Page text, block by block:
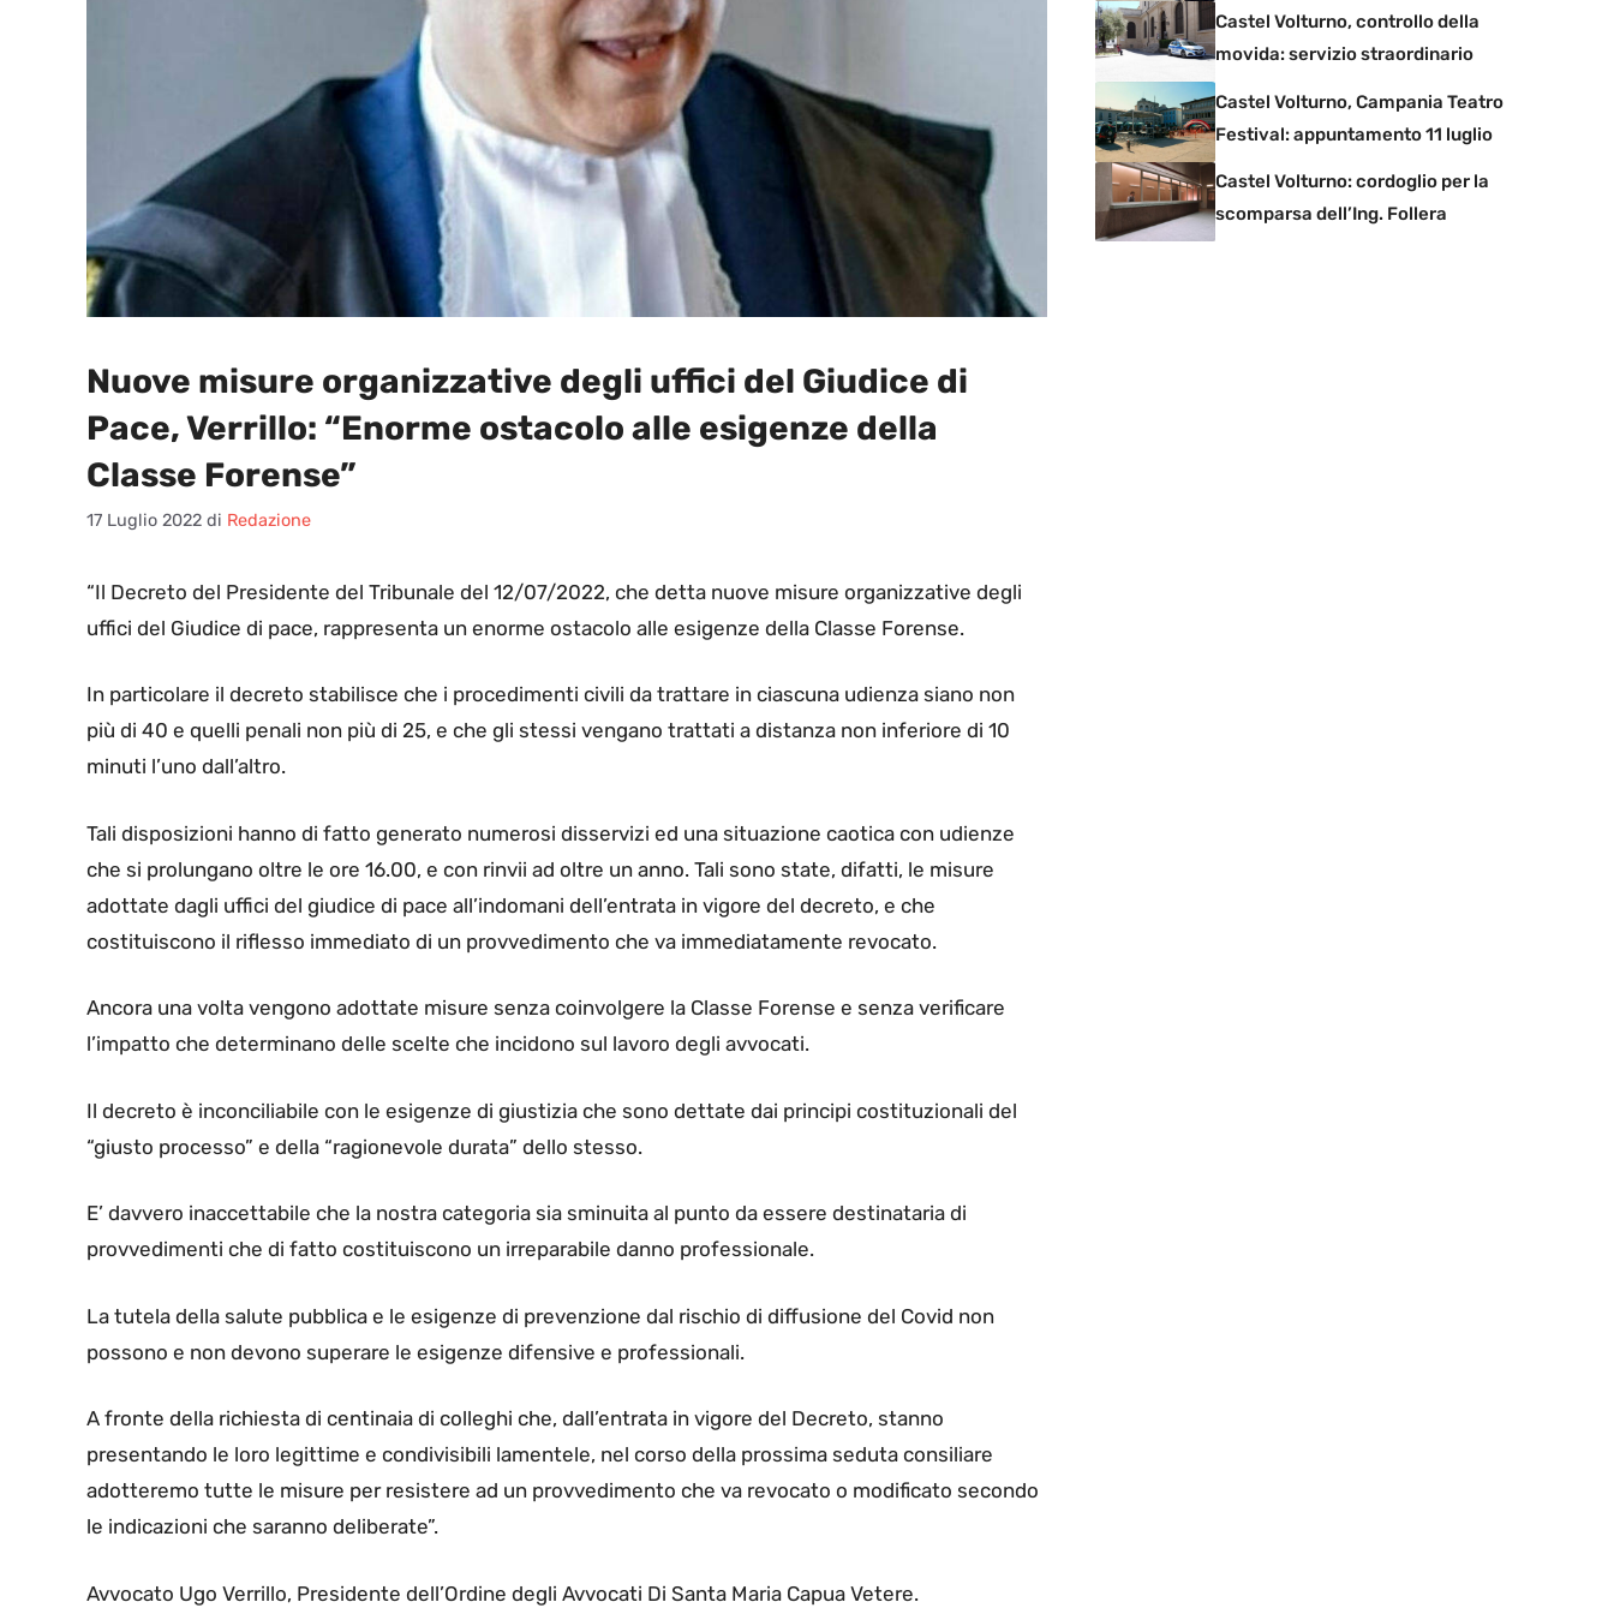
Nuove misure organizzative degli uffici del Giudice di
Pace, Verrillo: “Enorme ostacolo alle esigenze della
Classe Forense”
17 Luglio 2022 di Redazione
“Il Decreto del Presidente del Tribunale del 12/07/2022, che detta nuove misure organizzative degli
uffici del Giudice di pace, rappresenta un enorme ostacolo alle esigenze della Classe Forense.
In particolare il decreto stabilisce che i procedimenti civili da trattare in ciascuna udienza siano non
più di 40 e quelli penali non più di 25, e che gli stessi vengano trattati a distanza non inferiore di 10
minuti l’uno dall’altro.
Tali disposizioni hanno di fatto generato numerosi disservizi ed una situazione caotica con udienze
che si prolungano oltre le ore 16.00, e con rinvii ad oltre un anno. Tali sono state, difatti, le misure
adottate dagli uffici del giudice di pace all’indomani dell’entrata in vigore del decreto, e che
costituiscono il riflesso immediato di un provvedimento che va immediatamente revocato.
Ancora una volta vengono adottate misure senza coinvolgere la Classe Forense e senza verificare
l’impatto che determinano delle scelte che incidono sul lavoro degli avvocati.
Il decreto è inconciliabile con le esigenze di giustizia che sono dettate dai principi costituzionali del
“giusto processo” e della “ragionevole durata” dello stesso.
E’ davvero inaccettabile che la nostra categoria sia sminuita al punto da essere destinataria di
provvedimenti che di fatto costituiscono un irreparabile danno professionale.
La tutela della salute pubblica e le esigenze di prevenzione dal rischio di diffusione del Covid non
possono e non devono superare le esigenze difensive e professionali.
A fronte della richiesta di centinaia di colleghi che, dall’entrata in vigore del Decreto, stanno
presentando le loro legittime e condivisibili lamentele, nel corso della prossima seduta consiliare
adotteremo tutte le misure per resistere ad un provvedimento che va revocato o modificato secondo
le indicazioni che saranno deliberate”.
Avvocato Ugo Verrillo, Presidente dell’Ordine degli Avvocati Di Santa Maria Capua Vetere.
Castel Volturno, controllo della
movida: servizio straordinario
Castel Volturno, Campania Teatro
Festival: appuntamento 11 luglio
Castel Volturno: cordoglio per la
scomparsa dell’Ing. Follera